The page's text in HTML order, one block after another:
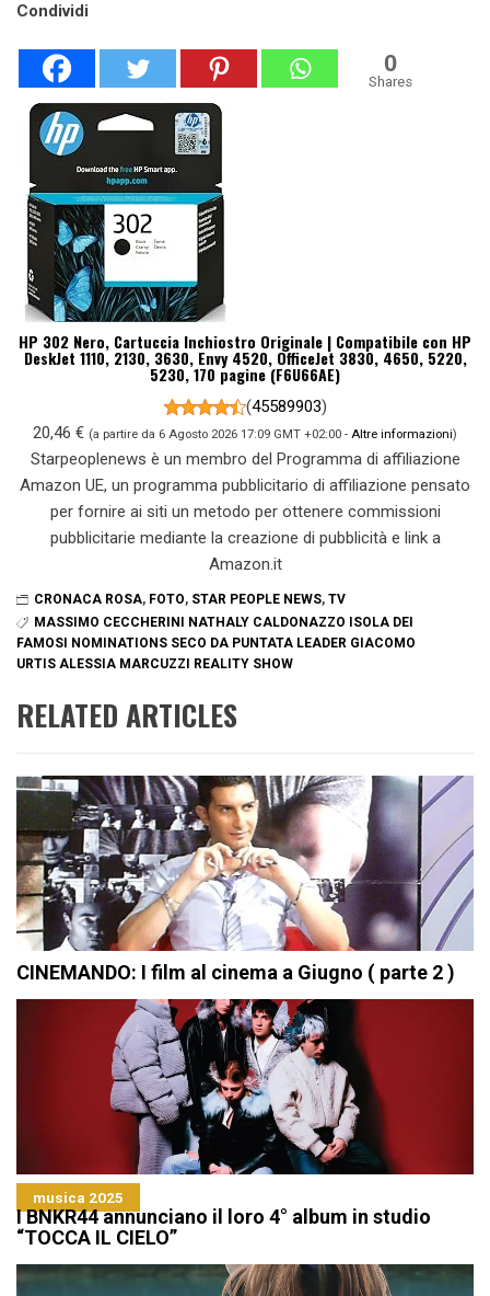
Condividi
0
Shares
HP 302 Nero, Cartuccia Inchiostro Originale | Compatibile con HP
DeskJet 1110, 2130, 3630, Envy 4520, OfficeJet 3830, 4650, 5220,
5230, 170 pagine (F6U66AE)
(45589903)
20,46 € (a partire da 6 Agosto 2026 17:09 GMT +02:00 - Altre informazioni)
Starpeoplenews è un membro del Programma di affiliazione
Amazon UE, un programma pubblicitario di affiliazione pensato
per fornire ai siti un metodo per ottenere commissioni
pubblicitarie mediante la creazione di pubblicità e link a
Amazon.it
CRONACA ROSA, FOTO, STAR PEOPLE NEWS, TV
MASSIMO CECCHERINI NATHALY CALDONAZZO ISOLA DEI
FAMOSI NOMINATIONS SECO DA PUNTATA LEADER GIACOMO
URTIS ALESSIA MARCUZZI REALITY SHOW
RELATED ARTICLES
CINEMANDO: I film al cinema a Giugno ( parte 2 )
musica 2025
I BNKR44 annunciano il loro 4° album in studio
“TOCCA IL CIELO”